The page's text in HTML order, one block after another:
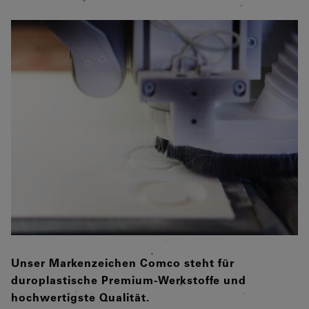
Unser Markenzeichen Comco steht für
duroplastische Premium-Werkstoffe und
hochwertigste Qualität.